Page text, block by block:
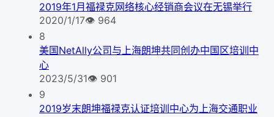
2019年1月福禄克网络核心经销商会议在无锡举行
2020/1/17👁 964
8
美国NetAlly公司与上海朗坤共同创办中国区培训中
心
2023/5/31👁 901
9
2019岁末朗坤福禄克认证培训中心为上海交通职业